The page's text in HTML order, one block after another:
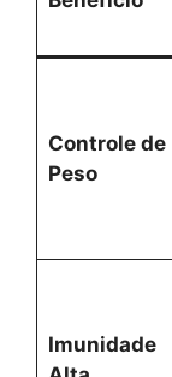
Controle de
Peso
Imunidade